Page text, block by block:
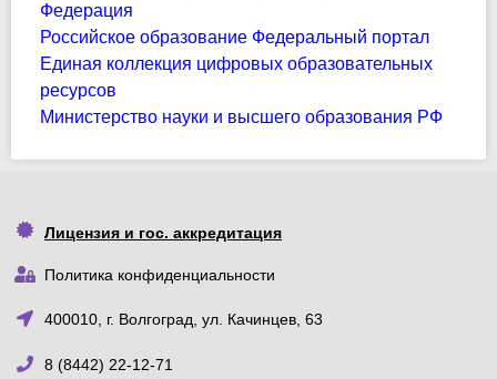
Федерация
Российское образование Федеральный портал
Единая коллекция цифровых образовательных
ресурсов
Министерство науки и высшего образования РФ
Лицензия и гос. аккредитация
Политика конфиденциальности
400010, г. Волгоград, ул. Качинцев, 63
8 (8442) 22-12-71